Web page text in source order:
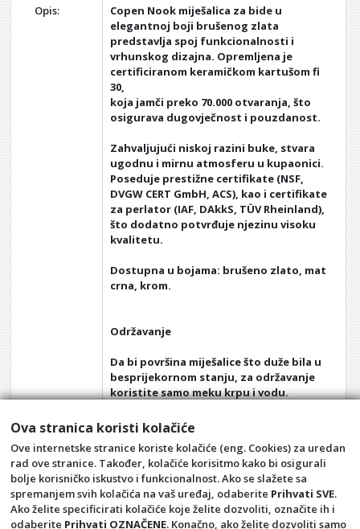
Opis:
Copen Nook miješalica za bide u
elegantnoj boji brušenog zlata
predstavlja spoj funkcionalnosti i
vrhunskog dizajna. Opremljena je
certificiranom keramičkom kartušom fi
30,
koja jamči preko 70.000 otvaranja, što
osigurava dugovječnost i pouzdanost.
Zahvaljujući niskoj razini buke, stvara
ugodnu i mirnu atmosferu u kupaonici.
Poseduje prestižne certifikate (NSF,
DVGW CERT GmbH, ACS), kao i certifikate
za perlator (IAF, DAkkS, TÜV Rheinland),
što dodatno potvrđuje njezinu visoku
kvalitetu.
Dostupna u bojama: brušeno zlato, mat
crna, krom.
Održavanje
Da bi površina miješalice što duže bila u
besprijekornom stanju, za održavanje
koristite samo meku krpu i vodu.
oštetiti tijelo miješalice.
Dokument:
Uputstvo i jamstveni list za COPEN
miješalice.pdf
Ova stranica koristi kolačiće
Ove internetske stranice koriste kolačiće (eng. Cookies) za uredan
rad ove stranice. Također, kolačiće korisitmo kako bi osigurali
bolje korisničko iskustvo i funkcionalnost. Ako se slažete sa
spremanjem svih kolačića na vaš uređaj, odaberite Prihvati SVE.
Ako želite specificirati kolačiće koje želite dozvoliti, označite ih i
odaberite Prihvati OZNAČENE. Konačno, ako želite dozvoliti samo